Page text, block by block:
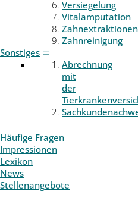
Versiegelung
Vitalamputation
Zahnextraktionen
Zahnreinigung
Sonstiges
Abrechnung
mit
der
Häufige Fragen
Impressionen
Lexikon
News
Stellenangebote